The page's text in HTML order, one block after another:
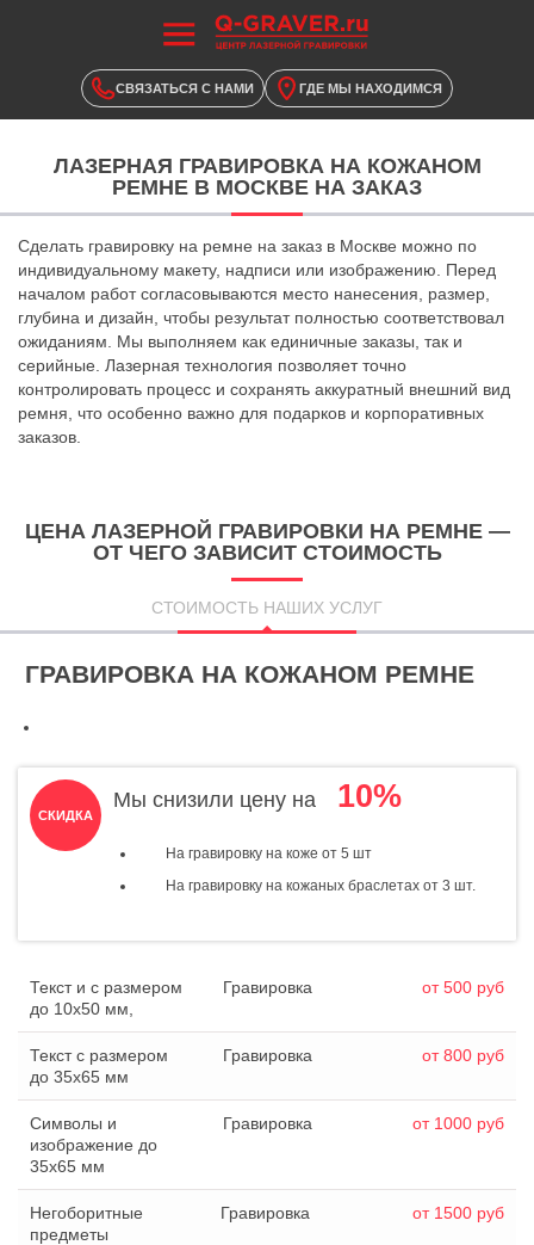
СВЯЗАТЬСЯ С НАМИ ГДЕ МЫ НАХОДИМСЯ
ЛАЗЕРНАЯ ГРАВИРОВКА НА КОЖАНОМ
РЕМНЕ В МОСКВЕ НА ЗАКАЗ
Сделать гравировку на ремне на заказ в Москве можно по
индивидуальному макету, надписи или изображению. Перед
началом работ согласовываются место нанесения, размер,
глубина и дизайн, чтобы результат полностью соответствовал
ожиданиям. Мы выполняем как единичные заказы, так и
серийные. Лазерная технология позволяет точно
контролировать процесс и сохранять аккуратный внешний вид
ремня, что особенно важно для подарков и корпоративных
заказов.
ЦЕНА ЛАЗЕРНОЙ ГРАВИРОВКИ НА РЕМНЕ —
ОТ ЧЕГО ЗАВИСИТ СТОИМОСТЬ
СТОИМОСТЬ НАШИХ УСЛУГ
ГРАВИРОВКА НА КОЖАНОМ РЕМНЕ
СКИДКА
Мы снизили цену на 10%
На гравировку на коже от 5 шт
На гравировку на кожаных браслетах от 3 шт.
Текст и с размером
до 10х50 мм,
Гравировка от 500 руб
Текст с размером
до 35х65 мм
Гравировка от 800 руб
Символы и
изображение до
35х65 мм
Гравировка от 1000 руб
Негоборитные
предметы
Гравировка от 1500 руб